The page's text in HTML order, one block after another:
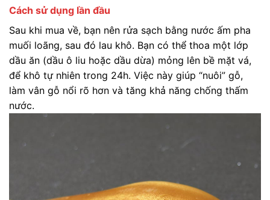
Cách sử dụng lần đầu
Sau khi mua về, bạn nên rửa sạch bằng nước ấm pha
muối loãng, sau đó lau khô. Bạn có thể thoa một lớp
dầu ăn (dầu ô liu hoặc dầu dừa) mỏng lên bề mặt vá,
để khô tự nhiên trong 24h. Việc này giúp “nuôi” gỗ,
làm vân gỗ nổi rõ hơn và tăng khả năng chống thấm
nước.